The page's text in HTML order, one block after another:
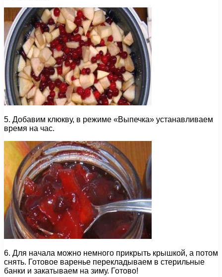
5. Добавим клюкву, в режиме «Выпечка» устанавливаем
время на час.
6. Для начала можно немного прикрыть крышкой, а потом
снять. Готовое варенье перекладываем в стерильные
банки и закатываем на зиму. Готово!